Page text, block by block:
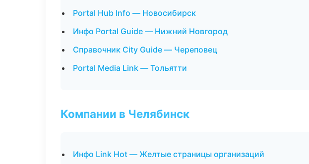
Portal Hub Info — Новосибирск
Инфо Portal Guide — Нижний Новгород
Справочник City Guide — Череповец
Portal Media Link — Тольятти
Компании в Челябинск
Инфо Link Hot — Желтые страницы организаций